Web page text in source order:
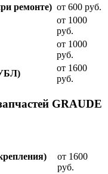
ремонте) от 600 руб.
от 1000
руб.
от 1000
руб.
от 1600
руб.
GRAUDE
от 1600
руб.